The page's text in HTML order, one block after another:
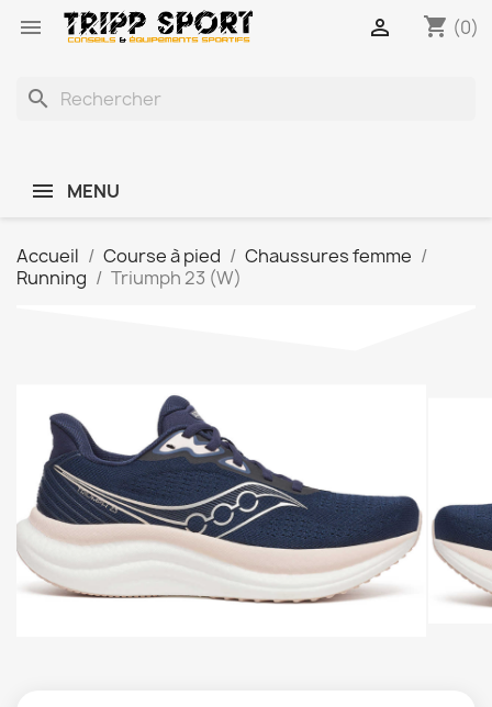
 shopping_cart (0)

search
MENU
Accueil Course à pied
Chaussures femme
Running
Triumph 23 (W)